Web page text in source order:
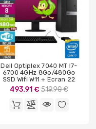
Dell Optiplex 7040 MT I7-
6700 4GHz 8Go/480Go
SSD Wifi W11 + Ecran 22
493,91 € Prix
base
519,90 €